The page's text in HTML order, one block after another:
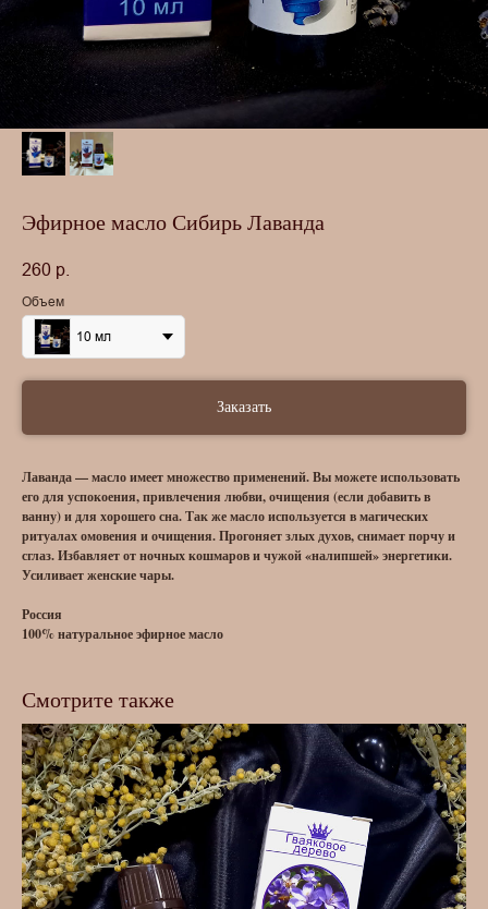
Эфирное масло Сибирь Лаванда
260 р.
Объем
10 мл
Заказать
Лаванда — масло имеет множество применений. Вы можете использовать
его для успокоения, привлечения любви, очищения (если добавить в
ванну) и для хорошего сна. Так же масло используется в магических
ритуалах омовения и очищения. Прогоняет злых духов, снимает порчу и
сглаз. Избавляет от ночных кошмаров и чужой «налипшей» энергетики.
Усиливает женские чары.
Россия
100% натуральное эфирное масло
Смотрите также